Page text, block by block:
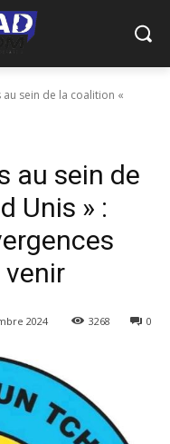
sein de la coalition «
au sein de
Unis » :
2024 0
3268